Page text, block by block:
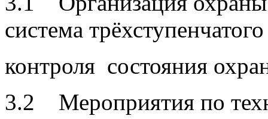
система трёхступенчатого
контроля состояния
3.2 Мероприятия по